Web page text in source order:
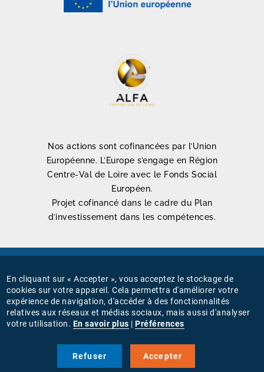
Nos actions sont cofinancées par l’Union
Européenne. L’Europe s’engage en Région
Centre-Val de Loire avec le Fonds Social
Européen.
Projet cofinancé dans le cadre du Plan
d’investissement dans les compétences.
MENU
PIED
DE
PAGE
Mentions légales
Connexion
Gestion des cookies
Nous suivre sur
En cliquant sur « Accepter », vous acceptez le stockage de
cookies sur votre appareil. Cela permettra d'améliorer votre
expérience de navigation, d'accéder à des fonctionnalités
relatives aux réseaux et médias sociaux, mais aussi d'analyser
votre utilisation. En savoir plus |Préférences
Refuser Accepter